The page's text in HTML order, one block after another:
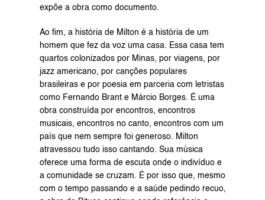
expõe a obra como documento.
Ao fim, a história de Milton é a história de um
homem que fez da voz uma casa. Essa casa tem
quartos colonizados por Minas, por viagens, por
jazz americano, por canções populares
brasileiras e por poesia em parceria com letristas
como Fernando Brant e Márcio Borges. É uma
obra construída por encontros, encontros
musicais, encontros no canto, encontros com um
país que nem sempre foi generoso. Milton
atravessou tudo isso cantando. Sua música
oferece uma forma de escuta onde o indivíduo e
a comunidade se cruzam. É por isso que, mesmo
com o tempo passando e a saúde pedindo recuo,